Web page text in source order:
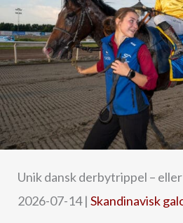
Unik dansk derbytrippel –
2026-07-14| Skandinavisk